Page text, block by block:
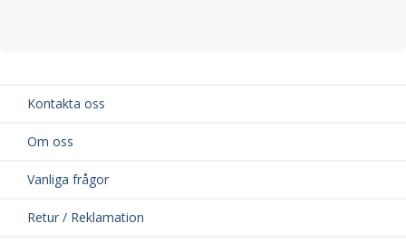
Kontakta oss
Om oss
Vanliga frågor
Retur / Reklamation